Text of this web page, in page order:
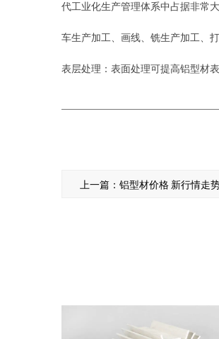
代工业化生产管理体系中占据非常
车生产加工、画线、铣生产加工、
表层处理：表面处理可提高铝型材
上一篇：铝型材价格 新行情走